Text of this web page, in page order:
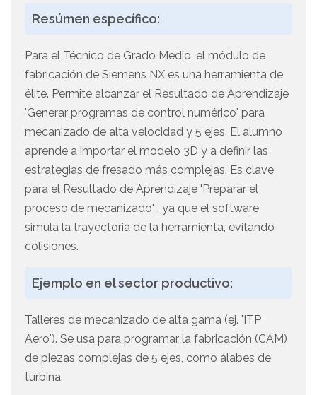
Resúmen específico:
Para el Técnico de Grado Medio, el módulo de
fabricación de Siemens NX es una herramienta de
élite. Permite alcanzar el Resultado de Aprendizaje
'Generar programas de control numérico' para
mecanizado de alta velocidad y 5 ejes. El alumno
aprende a importar el modelo 3D y a definir las
estrategias de fresado más complejas. Es clave
para el Resultado de Aprendizaje 'Preparar el
proceso de mecanizado' , ya que el software
simula la trayectoria de la herramienta, evitando
colisiones.
Ejemplo en el sector productivo:
Talleres de mecanizado de alta gama (ej. 'ITP
Aero'). Se usa para programar la fabricación (CAM)
de piezas complejas de 5 ejes, como álabes de
turbina.